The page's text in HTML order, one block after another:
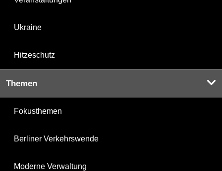
Ukraine
Hitzeschutz
Themen
Fokusthemen
Berliner Verkehrswende
Moderne Verwaltung